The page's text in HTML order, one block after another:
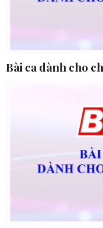
Bài ca dành cho